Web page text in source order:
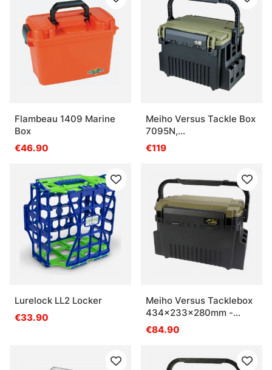
Flambeau 1409 Marine
Box
€46.90
Meiho Versus Tackle Box
7095N,
475x346x320mm -
Green
€119
Lurelock LL2 Locker
€33.90
Meiho Versus Tacklebox
434x233x280mm -
Green
€84.90